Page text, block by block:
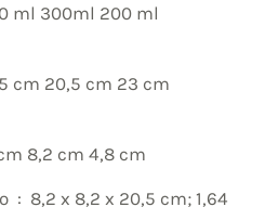
ml 300ml 200 ml
cm 20,5 cm 23 cm
8,2 cm 4,8 cm